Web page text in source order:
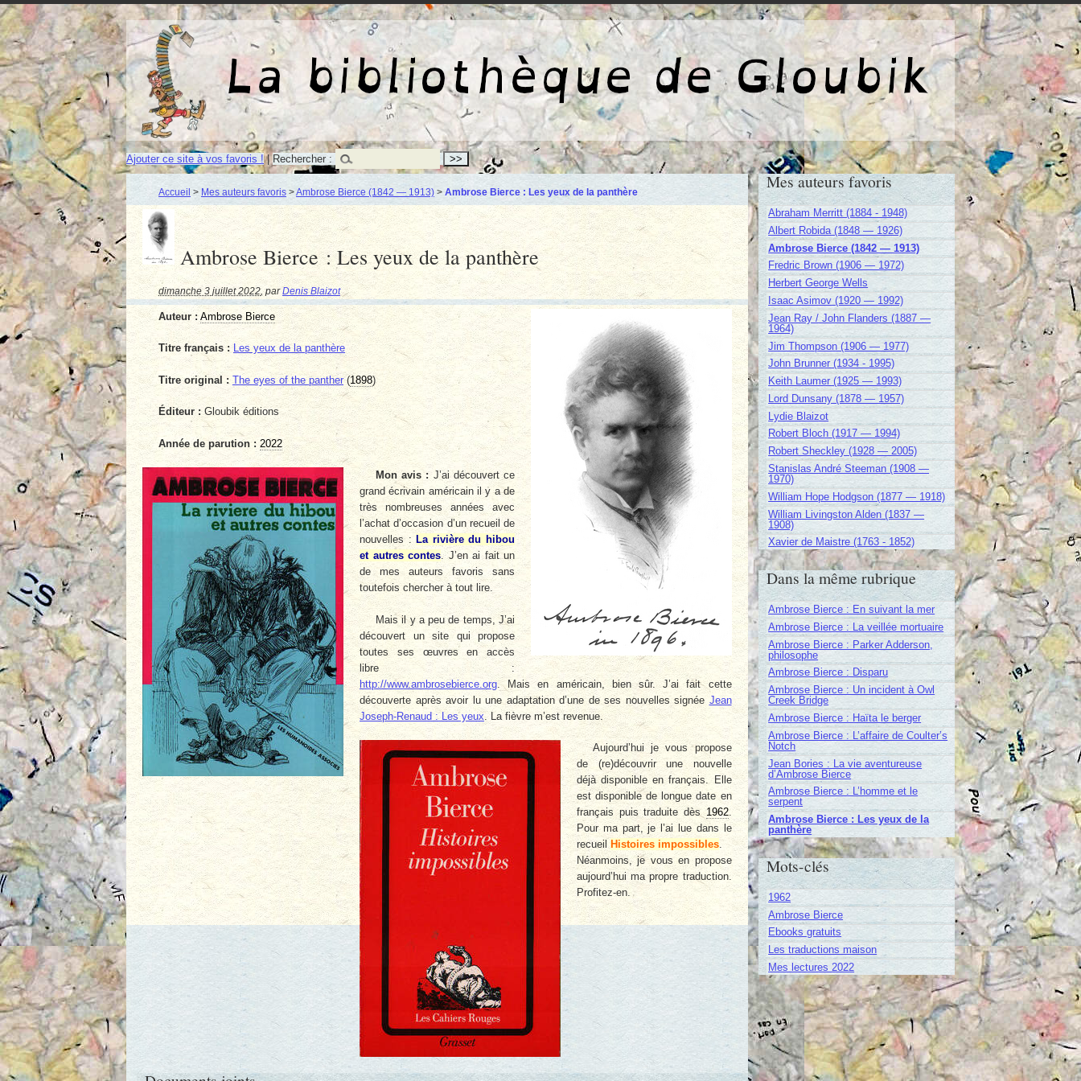
La bibliothèque de Gloubik
Ajouter ce site à vos favoris !|Rechercher :
Accueil > Mes auteurs favoris >Ambrose Bierce (1842 — 1913) > Ambrose Bierce : Les yeux de la panthère
Ambrose Bierce : Les yeux de la panthère
dimanche 3 juillet 2022,parDenis Blaizot
Auteur : Ambrose Bierce
Titre français : Les yeux de la panthère
Titre original : The eyes of the panther(1898)
Éditeur :Gloubik éditions
Année de parution : 2022
Mon avis : J’ai découvert ce
grand écrivain américain il y a de
très nombreuses années avec
l’achat d’occasion d’un recueil de
nouvelles : La rivière du hibou
et autres contes. J’en ai fait un
de mes auteurs favoris sans
toutefois chercher à tout lire.
Mais il y a peu de temps, J’ai
découvert un site qui propose
toutes ses œuvres en accès
libre :
http://www.ambrosebierce.org. Mais en américain, bien sûr. J’ai fait cette
découverte après avoir lu une adaptation d’une de ses nouvelles signée Jean
Joseph-Renaud : Les yeux . La fièvre m’est revenue.
Aujourd’hui je vous propose
de (re)découvrir une nouvelle
déjà disponible en français. Elle
est disponible de longue date en
français puis traduite dès 1962.
Pour ma part, je l’ai lue dans le
recueil Histoires impossibles.
Néanmoins, je vous en propose
aujourd’hui ma propre traduction.
Profitez-en.
Mes auteurs favoris
Abraham Merritt (1884 - 1948)
Albert Robida (1848 — 1926)
Ambrose Bierce (1842 — 1913)
Fredric Brown (1906 — 1972)
Herbert George Wells
Isaac Asimov (1920 — 1992)
Jean Ray / John Flanders (1887 —
1964)
Jim Thompson (1906 — 1977)
John Brunner (1934 - 1995)
Keith Laumer (1925 — 1993)
Lord Dunsany (1878 — 1957)
Lydie Blaizot
Robert Bloch (1917 — 1994)
Robert Sheckley (1928 — 2005)
Stanislas André Steeman (1908 —
1970)
William Hope Hodgson (1877 — 1918)
William Livingston Alden (1837 —
1908)
Xavier de Maistre (1763 - 1852)
Dans la même rubrique
Ambrose Bierce : En suivant la mer
Ambrose Bierce : La veillée mortuaire
Ambrose Bierce : Parker Adderson,
philosophe
Ambrose Bierce : Disparu
Ambrose Bierce : Un incident à Owl
Creek Bridge
Ambrose Bierce : Haïta le berger
Ambrose Bierce : L’affaire de Coulter’s
Notch
Jean Bories : La vie aventureuse
d’Ambrose Bierce
Ambrose Bierce : L’homme et le
serpent
Ambrose Bierce : Les yeux de la
panthère
Mots-clés
1962
Ambrose Bierce
Ebooks gratuits
Les traductions maison
Mes lectures 2022